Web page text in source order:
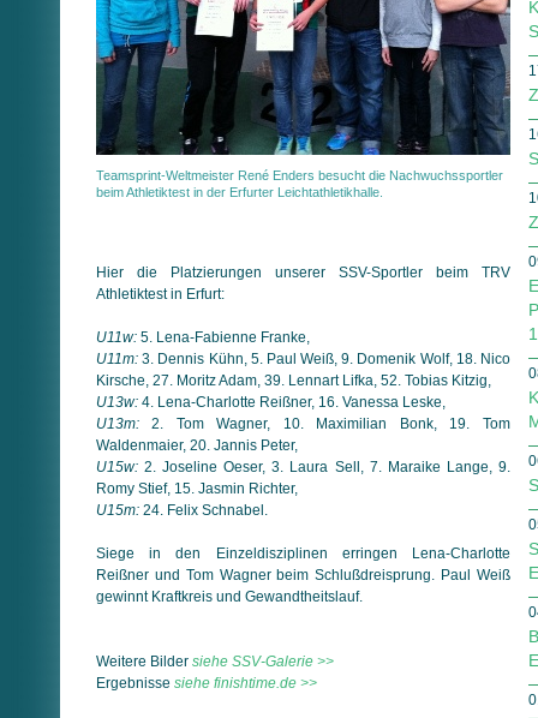
Teamsprint-Weltmeister René Enders besucht die Nachwuchssportler
beim Athletiktest in der Erfurter Leichtathletikhalle.
Hier die Platzierungen unserer SSV-Sportler beim TRV
Athletiktest in Erfurt:
U11w: 5. Lena-Fabienne Franke,
U11m: 3. Dennis Kühn, 5. Paul Weiß, 9. Domenik Wolf, 18. Nico
Kirsche, 27. Moritz Adam, 39. Lennart Lifka, 52. Tobias Kitzig,
U13w: 4. Lena-Charlotte Reißner, 16. Vanessa Leske,
U13m: 2. Tom Wagner, 10. Maximilian Bonk, 19. Tom
Waldenmaier, 20. Jannis Peter,
U15w: 2. Joseline Oeser, 3. Laura Sell, 7. Maraike Lange, 9.
Romy Stief, 15. Jasmin Richter,
U15m: 24. Felix Schnabel.
Siege in den Einzeldisziplinen erringen Lena-Charlotte
Reißner und Tom Wagner beim Schlußdreisprung. Paul Weiß
gewinnt Kraftkreis und Gewandtheitslauf.
Weitere Bilder siehe SSV-Galerie >>
Ergebnisse siehe finishtime.de >>